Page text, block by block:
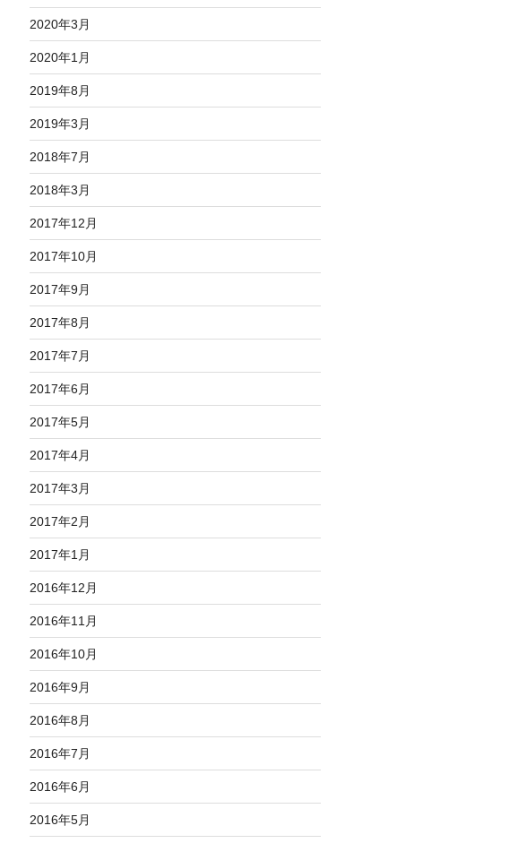
2020年3月
2020年1月
2019年8月
2019年3月
2018年7月
2018年3月
2017年12月
2017年10月
2017年9月
2017年8月
2017年7月
2017年6月
2017年5月
2017年4月
2017年3月
2017年2月
2017年1月
2016年12月
2016年11月
2016年10月
2016年9月
2016年8月
2016年7月
2016年6月
2016年5月